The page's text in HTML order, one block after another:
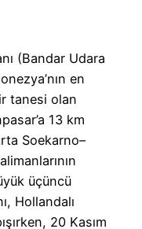
(Bandar Udara
en
tanesi olan
13 km
Soekarno–
üçüncü
Hollandalı
20 Kasım